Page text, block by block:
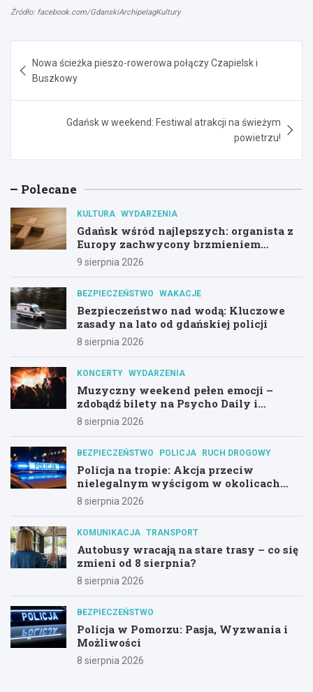
Źródło: facebook.com/GdanskiArchipelagKultury
wpisu
Nowa ścieżka pieszo-rowerowa połączy Czapielsk i
Buszkowy
Gdańsk w weekend: Festiwal atrakcji na świeżym
powietrzu!
Polecane
KULTURA WYDARZENIA
Gdańsk wśród najlepszych: organista z
Europy zachwycony brzmieniem
kościoła św. Mikołaja
9 sierpnia 2026
BEZPIECZEŃSTWO WAKACJE
Bezpieczeństwo nad wodą: Kluczowe
zasady na lato od gdańskiej policji
8 sierpnia 2026
KONCERTY WYDARZENIA
Muzyczny weekend pełen emocji –
zdobądź bilety na Psycho Daily i
Alternatywny Las!
8 sierpnia 2026
BEZPIECZEŃSTWO POLICJA RUCH DROGOWY
Policja na tropie: Akcja przeciw
nielegalnym wyścigom w okolicach
Hali Olivia
8 sierpnia 2026
KOMUNIKACJA TRANSPORT
Autobusy wracają na stare trasy – co się
zmieni od 8 sierpnia?
8 sierpnia 2026
BEZPIECZEŃSTWO
Policja w Pomorzu: Pasja, Wyzwania i
Możliwości
8 sierpnia 2026